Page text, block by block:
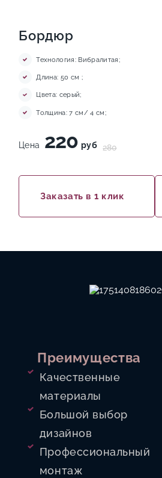
ТРОТУАРНАЯ ПЛИТКА
Бордюр
Технология: Вибралитая;
Длина: 50 см ;
Цвета: серый;
Толщина: 7 см/ 4 см;
Цена 220 руб 280
Заказать в 1 клик
Преимущества
Качественные
материалы
Большой выбор
дизайнов
Профессиональный
монтаж